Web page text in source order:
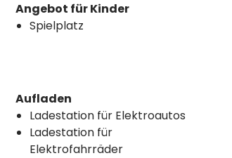
Angebot für Kinder
Spielplatz
Aufladen
Ladestation für Elektroautos
Ladestation für
Elektrofahrräder